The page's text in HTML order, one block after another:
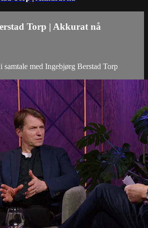
Torp | Akkurat nå
samtale med Ingebjørg Berstad Torp